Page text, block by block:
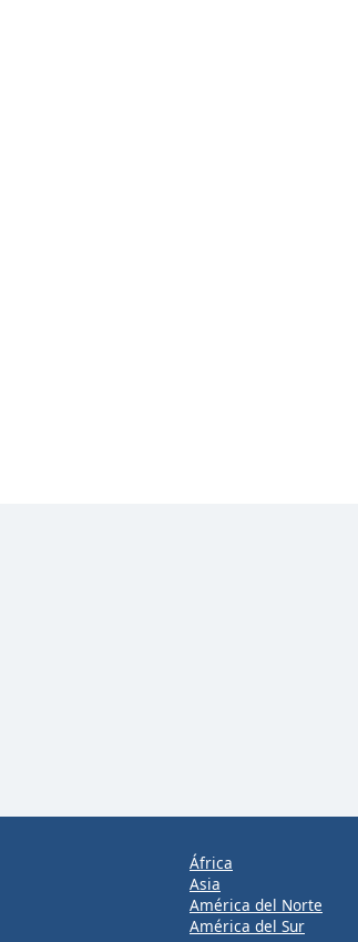
África
Asia
América del Norte
América del Sur